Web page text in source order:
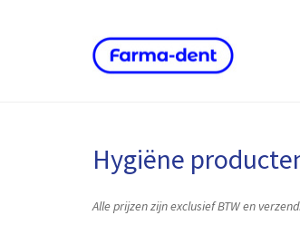
Hygiëne
Alle prijzen zijn exclusief BTW en